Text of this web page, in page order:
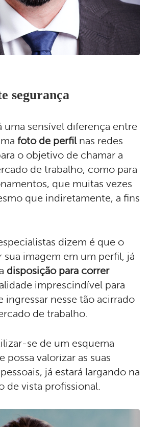
segurança
uma sensível diferença entre
foto de perfilnas redes
o objetivo de chamar a
de trabalho, como para
que muitas vezes
que indiretamente, a fins
dizem é que o
sua imagem em um perfil, já
disposição para correr
imprescindível para
ingressar nesse tão acirrado
de trabalho.
se de um esquema
possa valorizar as suas
já estará largando na
de vista profissional.